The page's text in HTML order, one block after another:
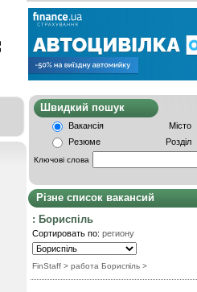
Швидкий
Вакансія
Місто
Резюме
Розділ
Ключові слова
Різне список вакансий
: Бориспіль
Сортировать по: региону
FinStaff > работа Бориспіль >